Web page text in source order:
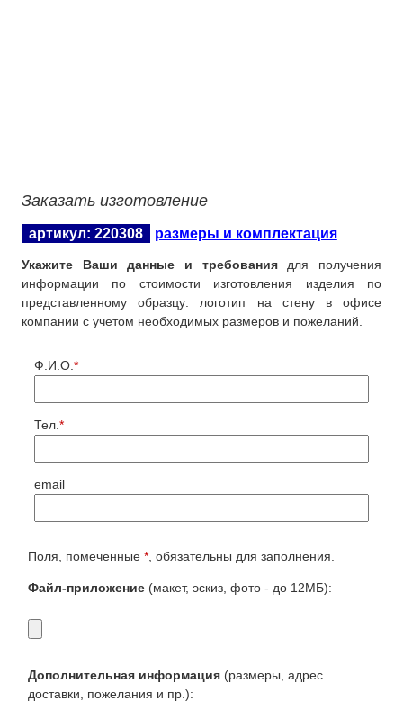
объемные элементы герба
название организации на прозрачном основании
Заказать изготовление
артикул: 220308 размеры и комплектация
Укажите Ваши данные и требованиядля получения
информации по стоимости изготовления изделия по
представленному образцу: логотип на стену в офисе
компании с учетом необходимых размеров и пожеланий.
Ф.И.О.*
Тел.*
email
Поля, помеченные *, обязательны для заполнения.
Файл-приложение (макет, эскиз, фото - до 12МБ):
Дополнительная информация (размеры, адрес
доставки, пожелания и пр.):